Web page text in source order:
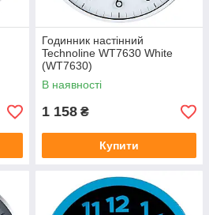
Годинник настінний
Technoline WT7630 White
(WT7630)
В наявності
1 158 ₴
Купити